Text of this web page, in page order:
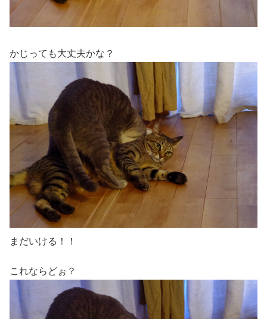
かじっても大丈夫かな？
まだいける！！
これならどぉ？